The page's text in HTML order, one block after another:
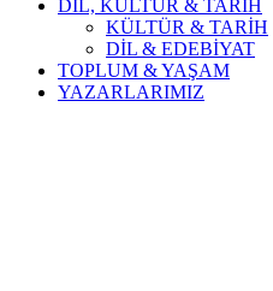
DİL, KÜLTÜR & TARİH
KÜLTÜR & TARİH
DİL & EDEBİYAT
TOPLUM & YAŞAM
YAZARLARIMIZ